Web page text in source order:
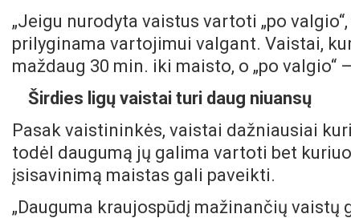
„Jeigu nurodyta vaistus vartoti „po
prilyginama vartojimui valgant. Vaistai,
maždaug 30 min. iki maisto, o „po valgio“
Širdies ligų vaistai turi daug niuansų
Pasak vaistininkės, vaistai dažniausiai
todėl daugumą jų galima vartoti bet
įsisavinimą maistas gali paveikti.
„Dauguma kraujospūdį mažinančių